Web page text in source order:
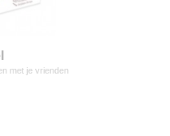
met je vrienden